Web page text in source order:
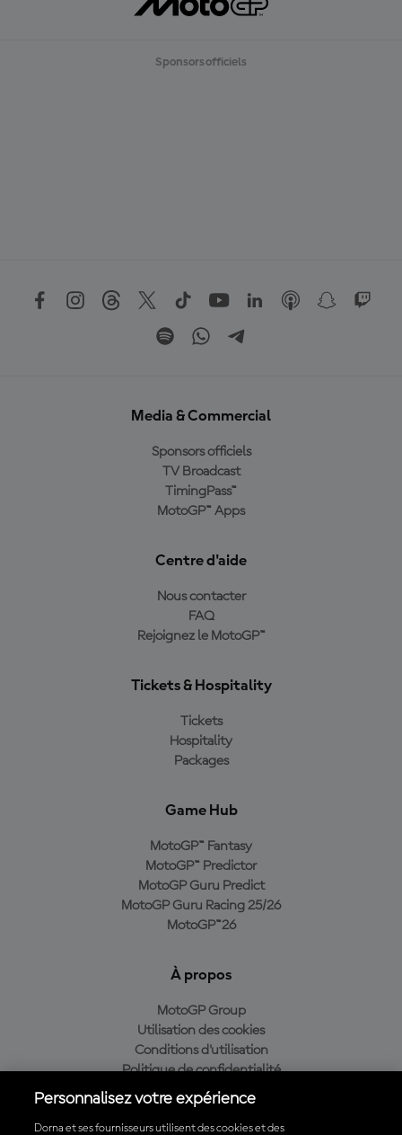
Sponsors officiels
Media & Commercial
Sponsors officiels
TV Broadcast
TimingPass™
MotoGP™ Apps
Centre d'aide
Nous contacter
FAQ
Rejoignez le MotoGP™
Tickets & Hospitality
Tickets
Hospitality
Packages
Game Hub
MotoGP™ Fantasy
MotoGP™ Predictor
MotoGP Guru Predict
MotoGP Guru Racing 25/26
MotoGP™26
À propos
MotoGP Group
Utilisation des cookies
Conditions d'utilisation
Politique de confidentialité
Politique d’achat
Personnalisez votre expérience
Dorna et ses fournisseurs utilisent des cookies et des